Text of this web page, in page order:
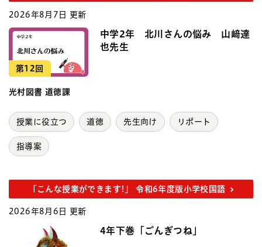
2026年8月7日 更新
第12回
中学2年 北川さんの悩み 山﨑達
也先生
光村図書 道徳課
授業に役立つ 道徳 先生向け リポート
指導案
「こんな授業ができます!」 令和6年度版小学校国語
2026年8月6日 更新
4年下巻「ごんぎつね」